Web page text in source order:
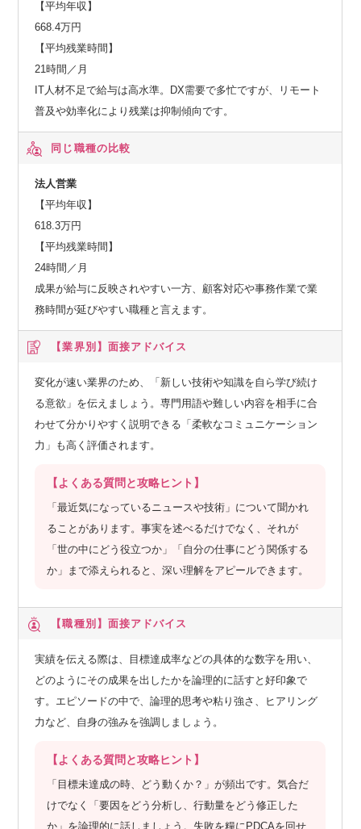
【平均年収】
668.4万円
【平均残業時間】
21時間／月
IT人材不足で給与は高水準。DX需要で多忙ですが、リモート
普及や効率化により残業は抑制傾向です。
同じ職種の比較
法人営業
【平均年収】
618.3万円
【平均残業時間】
24時間／月
成果が給与に反映されやすい一方、顧客対応や事務作業で業
務時間が延びやすい職種と言えます。
【業界別】 面接アドバイス
変化が速い業界のため、「新しい技術や知識を自ら学び続け
る意欲」を伝えましょう。専門用語や難しい内容を相手に合
わせて分かりやすく説明できる「柔軟なコミュニケーション
力」も高く評価されます。
【よくある質問と攻略ヒント】
「最近気になっているニュースや技術」について聞かれ
ることがあります。事実を述べるだけでなく、それが
「世の中にどう役立つか」「自分の仕事にどう関係する
か」まで添えられると、深い理解をアピールできます。
【職種別】 面接アドバイス
実績を伝える際は、目標達成率などの具体的な数字を用い、
どのようにその成果を出したかを論理的に話すと好印象で
す。エピソードの中で、論理的思考や粘り強さ、ヒアリング
力など、自身の強みを強調しましょう。
【よくある質問と攻略ヒント】
「目標未達成の時、どう動くか？」が頻出です。気合だ
けでなく「要因をどう分析し、行動量をどう修正した
か」を論理的に話しましょう。失敗を糧にPDCAを回せ